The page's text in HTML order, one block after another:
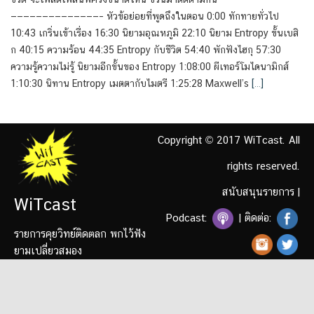
——————————————– หัวข้อย่อยที่พูดถึงในตอน 0:00 ทักทายทั่วไป
10:43 เกริ่นเข้าเรื่อง 16:30 นิยามอุณหภูมิ 22:10 นิยาม Entropy ขั้นเบสิ
ก 40:15 ความร้อน 44:35 Entropy กับชีวิต 54:40 พักฟังไฮกุ 57:30
ความรู้ความไม่รู้ นิยามอีกขั้นของ Entropy 1:08:00 ผีเทอร์โมไดนามิกส์
1:10:30 นิทาน Entropy เมตตากับไมตรี 1:25:28 Maxwell’s […]
WiTcast
รายการคุยวิทย์ติดตลก พกไว้ฟัง
ยามเปลี่ยวสมอง
Copyright © 2017 WiTcast. All
rights reserved.
สนับสนุนรายการ |
Podcast: | ติดต่อ: